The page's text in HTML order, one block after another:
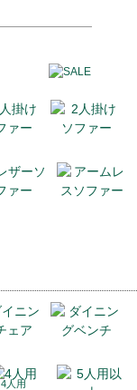
4人用